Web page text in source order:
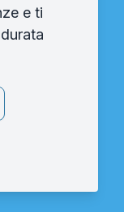
e ti